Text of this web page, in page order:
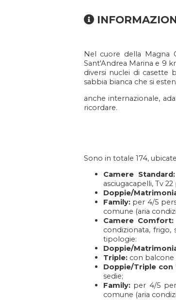
Nel cuore della Magna
Sant'Andrea Marina e 9
diversi nuclei di casette
sabbia bianca che si
anche internazionale,
ricordare.
Sono in totale 174,
Camere Standard:
asciugacapelli, Tv
Doppie/
Family:per 4/5
comune (aria
Camere Comfort:
condizionata, frigo,
tipologie:
Doppie/
Triple: con balcone
Doppie/Triple con
sedie;
Family:per 4/5
comune (aria